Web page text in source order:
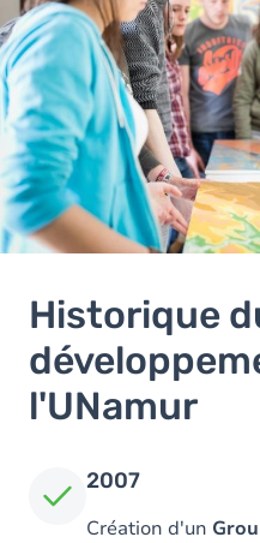
Historique
l'UNamur
2007
Création d'un